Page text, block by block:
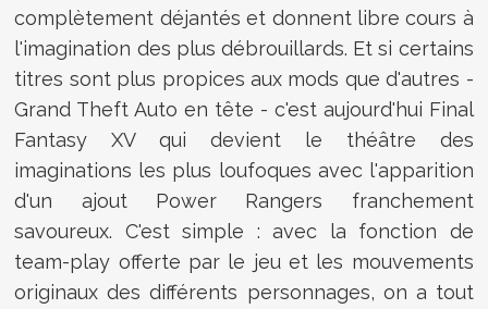
complètement déjantés et donnent libre cours à
l'imagination des plus débrouillards. Et si certains
titres sont plus propices aux mods que d'autres -
Grand Theft Auto en tête - c'est aujourd'hui Final
Fantasy XV qui devient le théâtre des
imaginations les plus loufoques avec l'apparition
d'un ajout Power Rangers franchement
savoureux. C'est simple : avec la fonction de
team-play offerte par le jeu et les mouvements
originaux des différents personnages, on a tout